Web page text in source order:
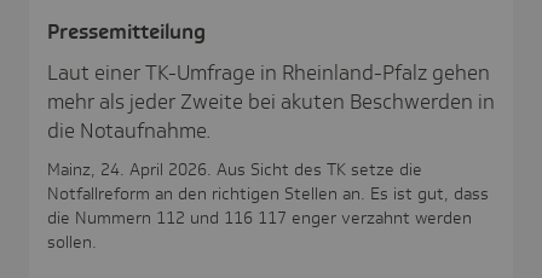
Pres­se­mit­tei­lung
Laut einer TK-Umfrage in Rheinland-Pfalz gehen
mehr als jeder Zweite bei akuten Beschwerden in
die Notaufnahme.
Mainz, 24. April 2026. Aus Sicht des TK setze die
Notfallreform an den richtigen Stellen an. Es ist gut, dass
die Nummern 112 und 116 117 enger verzahnt werden
sollen.